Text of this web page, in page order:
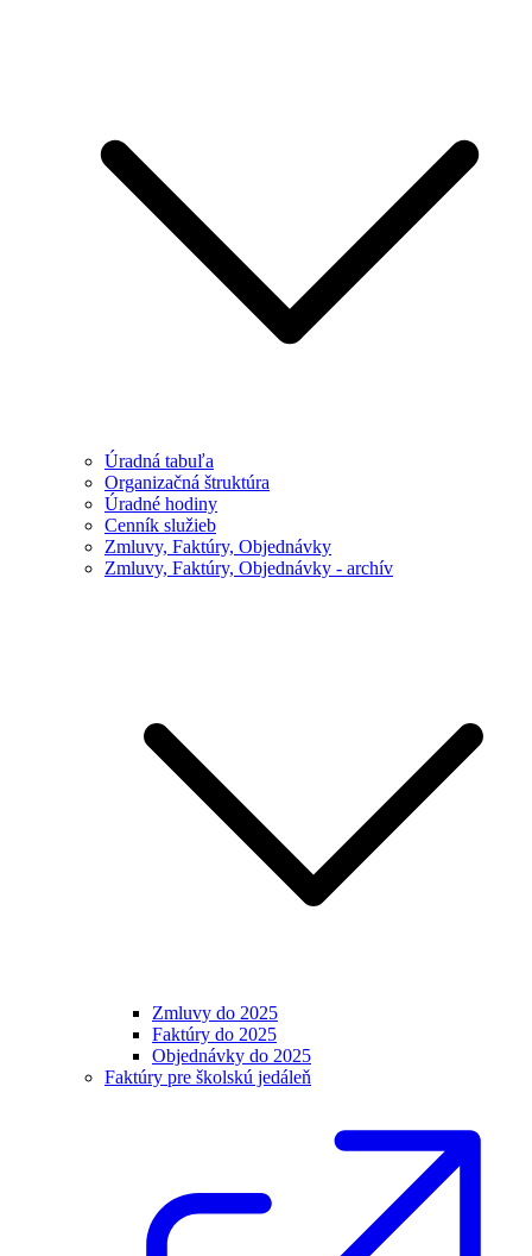
Úradná tabuľa
Organizačná štruktúra
Úradné hodiny
Cenník služieb
Zmluvy, Faktúry, Objednávky
Zmluvy, Faktúry, Objednávky - archív
Zmluvy do 2025
Faktúry do 2025
Objednávky do 2025
Faktúry pre školskú jedáleň